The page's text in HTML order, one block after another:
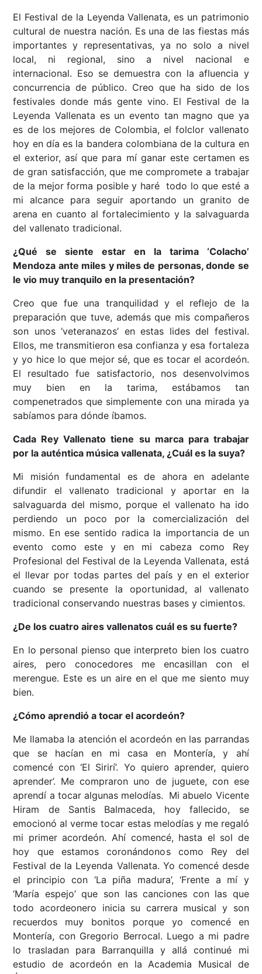
El Festival de la Leyenda Vallenata, es un patrimonio
cultural de nuestra nación. Es una de las fiestas más
importantes y representativas, ya no solo a nivel
local, ni regional, sino a nivel nacional e
internacional. Eso se demuestra con la afluencia y
concurrencia de público. Creo que ha sido de los
festivales donde más gente vino. El Festival de la
Leyenda Vallenata es un evento tan magno que ya
es de los mejores de Colombia, el folclor vallenato
hoy en día es la bandera colombiana de la cultura en
el exterior, así que para mí ganar este certamen es
de gran satisfacción, que me compromete a trabajar
de la mejor forma posible y haré todo lo que esté a
mi alcance para seguir aportando un granito de
arena en cuanto al fortalecimiento y la salvaguarda
del vallenato tradicional.
¿Qué se siente estar en la tarima ‘Colacho’
Mendoza ante miles y miles de personas, donde se
le vio muy tranquilo en la presentación?
Creo que fue una tranquilidad y el reflejo de la
preparación que tuve, además que mis compañeros
son unos ‘veteranazos’ en estas lides del festival.
Ellos, me transmitieron esa confianza y esa fortaleza
y yo hice lo que mejor sé, que es tocar el acordeón.
El resultado fue satisfactorio, nos desenvolvimos
muy bien en la tarima, estábamos tan
compenetrados que simplemente con una mirada ya
sabíamos para dónde íbamos.
Cada Rey Vallenato tiene su marca para trabajar
por la auténtica música vallenata, ¿Cuál es la suya?
Mi misión fundamental es de ahora en adelante
difundir el vallenato tradicional y aportar en la
salvaguarda del mismo, porque el vallenato ha ido
perdiendo un poco por la comercialización del
mismo. En ese sentido radica la importancia de un
evento como este y en mi cabeza como Rey
Profesional del Festival de la Leyenda Vallenata, está
el llevar por todas partes del país y en el exterior
cuando se presente la oportunidad, al vallenato
tradicional conservando nuestras bases y cimientos.
¿De los cuatro aires vallenatos cuál es su fuerte?
En lo personal pienso que interpreto bien los cuatro
aires, pero conocedores me encasillan con el
merengue. Este es un aire en el que me siento muy
bien.
¿Cómo aprendió a tocar el acordeón?
Me llamaba la atención el acordeón en las parrandas
que se hacían en mi casa en Montería, y ahí
comencé con ‘El Sirirí’. Yo quiero aprender, quiero
aprender’. Me compraron uno de juguete, con ese
aprendí a tocar algunas melodías. Mi abuelo Vicente
Hiram de Santis Balmaceda, hoy fallecido, se
emocionó al verme tocar estas melodías y me regaló
mi primer acordeón. Ahí comencé, hasta el sol de
hoy que estamos coronándonos como Rey del
Festival de la Leyenda Vallenata. Yo comencé desde
el principio con ‘La piña madura’, ‘Frente a mí y
‘María espejo’ que son las canciones con las que
todo acordeonero inicia su carrera musical y son
recuerdos muy bonitos porque yo comencé en
Montería, con Gregorio Berrocal. Luego a mi padre
lo trasladan para Barranquilla y allá continué mi
estudio de acordeón en la Academia Musical de